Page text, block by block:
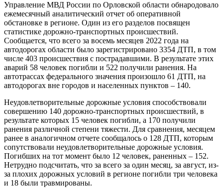
Управление МВД России по Орловской области обнародовало
ежемесячный аналитический отчет об оперативной
обстановке в регионе. Один из его разделов посвящен
статистике дорожно-транспортных происшествий.
Сообщается, что всего за восемь месяцев 2022 года на
автодорогах области было зарегистрировано 3354 ДТП, в том
числе 403 происшествия с пострадавшими. В результате этих
аварий 58 человек погибли и 522 получили ранения. На
автотрассах федерального значения произошло 61 ДТП, на
автодорогах вне городов и населенных пунктов – 140.
Неудовлетворительные дорожные условия способствовали
совершению 140 дорожно-транспортных происшествий, в
результате которых 15 человек погибли, а 170 получили
ранения различной степени тяжести. Для сравнения, месяцем
ранее в аналогичном отчете сообщалось о 128 ДТП, которым
сопутствовали неудовлетворительные дорожные условия.
Погибших на тот момент было 12 человек, раненных – 152.
Нетрудно подсчитать, что за всего за один месяц, за август, из-
за плохих дорожных условий в регионе погибли три человека
и 18 были травмированы.